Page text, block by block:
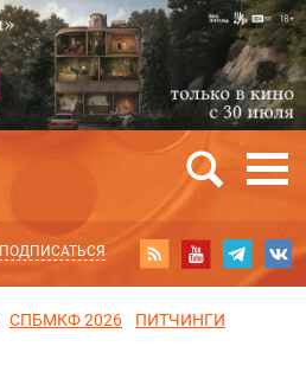
ПОДПИСАТЬСЯ
СПБМКФ 2026
ПИТЧИНГИ